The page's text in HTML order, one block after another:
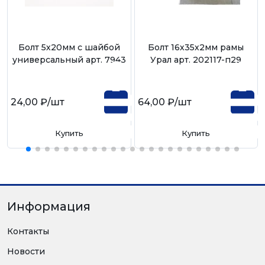
Болт 5х20мм с шайбой
универсальный арт. 7943
24,00 ₽/шт
Купить
Болт 16х35х2мм рамы
Урал арт. 202117-п29
64,00 ₽/шт
Купить
Информация
Контакты
Новости